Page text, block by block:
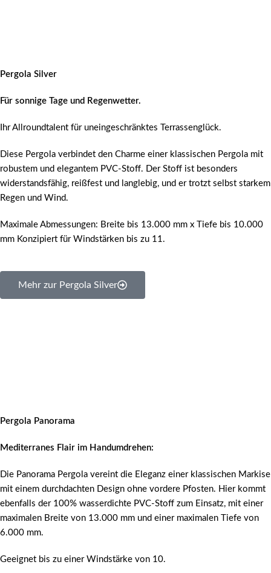
Pergola Silver
Für sonnige Tage und Regenwetter.
Ihr Allroundtalent für uneingeschränktes Terrassenglück.
Diese Pergola verbindet den Charme einer klassischen Pergola mit
robustem und elegantem PVC-Stoff. Der Stoff ist besonders
widerstandsfähig, reißfest und langlebig, und er trotzt selbst starkem
Regen und Wind.
Maximale Abmessungen: Breite bis 13.000 mm x Tiefe bis 10.000
mm Konzipiert für Windstärken bis zu 11.
Mehr zur Pergola Silver
Pergola Panorama
Mediterranes Flair im Handumdrehen:
Die Panorama Pergola vereint die Eleganz einer klassischen Markise
mit einem durchdachten Design ohne vordere Pfosten. Hier kommt
ebenfalls der 100% wasserdichte PVC-Stoff zum Einsatz, mit einer
maximalen Breite von 13.000 mm und einer maximalen Tiefe von
6.000 mm.
Geeignet bis zu einer Windstärke von 10.